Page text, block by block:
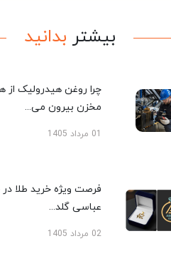
بیشتر بدانید
چرا روغن هیدرولیک از
مخزن بیرون می...
01 مرداد 1405
عباسی گلد...
02 مرداد 1405